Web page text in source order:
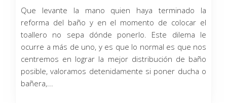
Que levante la mano quien haya terminado la
reforma del baño y en el momento de colocar el
toallero no sepa dónde ponerlo. Este dilema le
ocurre a más de uno, y es que lo normal es que nos
centremos en lograr la mejor distribución de baño
posible, valoramos detenidamente si poner ducha o
bañera,...